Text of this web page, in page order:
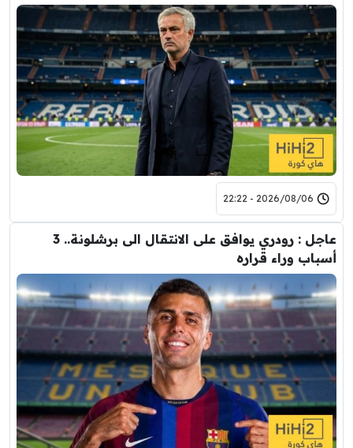
2026/08/06 - 22:22
عاجل : رودري يوافق على الانتقال الى برشلونة.. 3
أسباب وراء قراره